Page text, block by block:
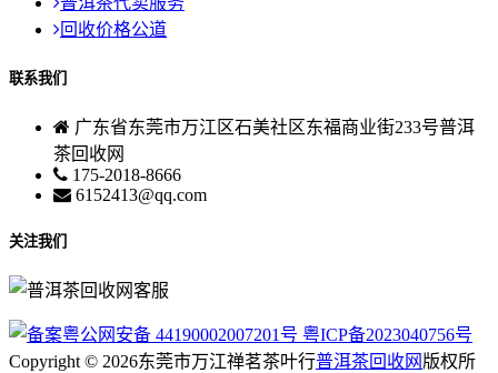
回收价格公道
联系我们
广东省东莞市万江区石美社区东福商业街233号普洱
茶回收网
175-2018-8666
6152413@qq.com
关注我们
粤公网安备 44190002007201号 粤ICP备2023040756号
Copyright © 2026东莞市万江禅茗茶叶行普洱茶回收网 版权所